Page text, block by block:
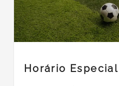
Horário Especial